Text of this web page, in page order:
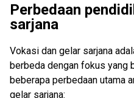
Perbedaan
sarjana
Vokasi dan gelar sarjana
berbeda dengan fokus yang
beberapa perbedaan utama
gelar sarjana: